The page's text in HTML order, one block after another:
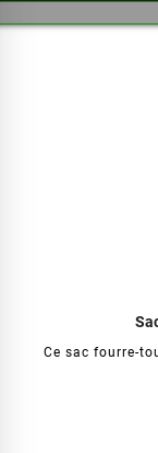
Ce sac fourre-